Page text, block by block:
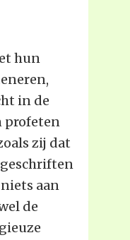
hun
in de
profeten
zij dat
geschriften
aan
de